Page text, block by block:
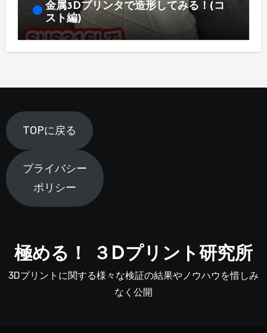
金属3Dプリンタで造形してみる！(コ
スト編)
TOPに戻る
プライバシー
ポリシー
極める！ ３Dプリント研究所
3Dプリントに関する様々な検証の結果やノウハウを惜しみ
なく公開